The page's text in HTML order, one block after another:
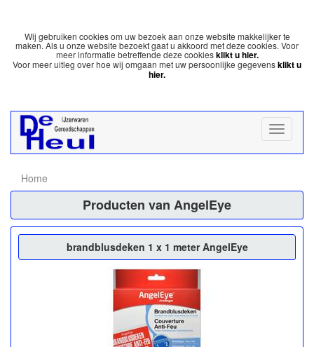
Wij gebruiken cookies om uw bezoek aan onze website makkelijker te
maken. Als u onze website bezoekt gaat u akkoord met deze cookies. Voor
meer informatie betreffende deze cookiesklikt u hier.
Voor meer uitleg over hoe wij omgaan met uw persoonlijke gegevensklikt u
hier.
Home
Producten van AngelEye
brandblusdeken 1 x 1 meter AngelEye